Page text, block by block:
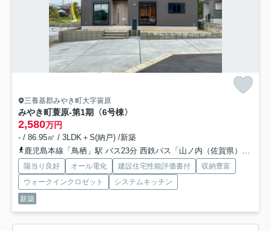
三養基郡みやき町大字簑原
みやき町蓑原-第1期 〈6号棟〉
2,580万円
- / 86.95㎡ / 3LDK＋S(納戸) /新築
鹿児島本線「鳥栖」駅 バス23分 西鉄バス「山ノ内（佐賀県）」 停歩3分
陽当り良好 オール電化 建設住宅性能評価書付
収納豊富
ウォークインクロゼット
システムキッチン
新築